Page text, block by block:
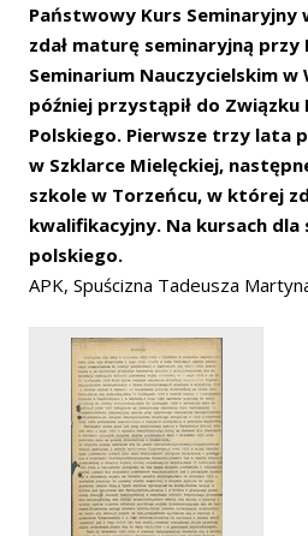
Państwowy Kurs Seminaryjny
zdał maturę seminaryjną
Seminarium Nauczycielskim w
później przystąpił do
Polskiego. Pierwsze trzy lata
w Szklarce Mielęckiej,
szkole w Torzeńcu, w której
kwalifikacyjny. Na kursach dla
polskiego.
APK, Spuścizna Tadeusza